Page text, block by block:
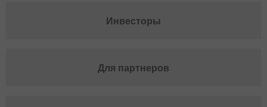
Инвесторы
Для партнеров